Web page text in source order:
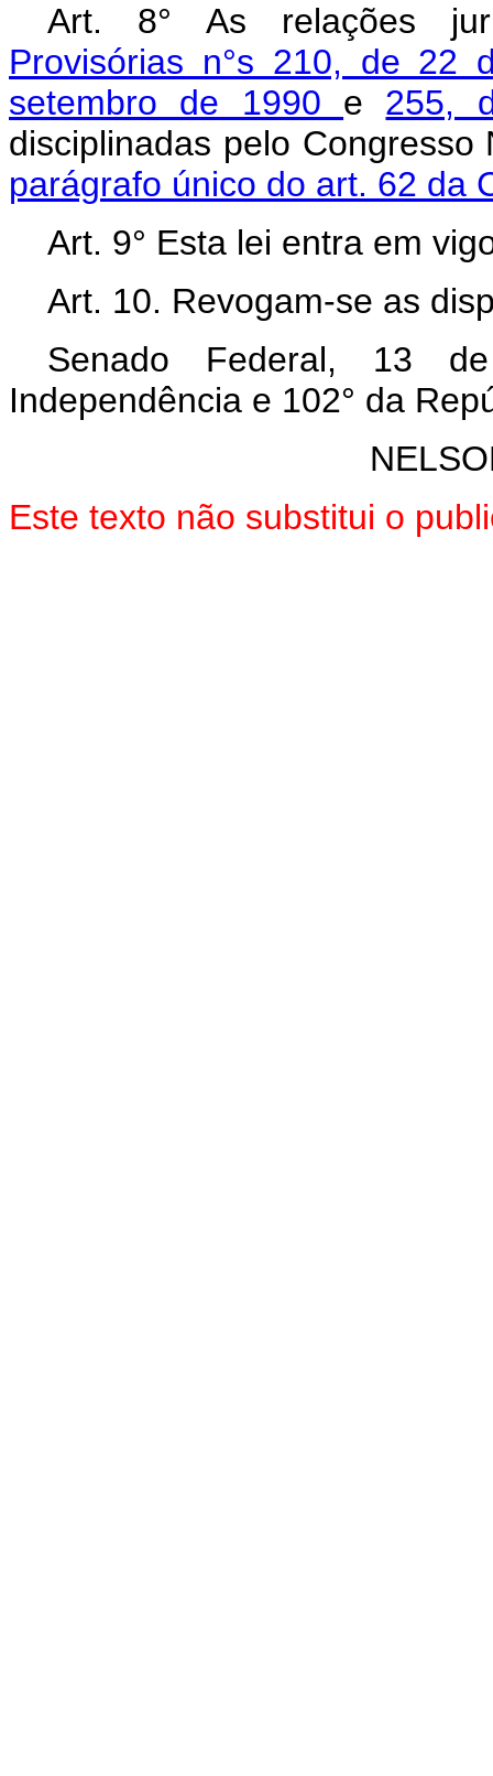
Art.
8° As relações
Provisórias n°s 210, de 22
setembro de 1990 e 255,
disciplinadas pelo
parágrafo único do art. 62 da
Art. 9° Esta lei entra em
Art. 10. Revogam-se as
Senado Federal, 13
Independência e 102° da
Este texto não substitui o